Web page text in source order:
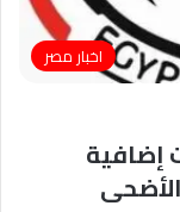
اخبار مصر
إضافية